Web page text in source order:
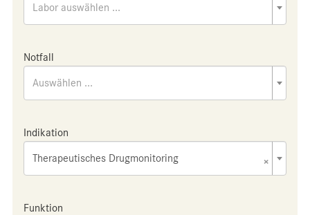
Labor auswählen ...
Notfall
Auswählen ...
Indikation
×
Therapeutisches Drugmonitoring
Funktion